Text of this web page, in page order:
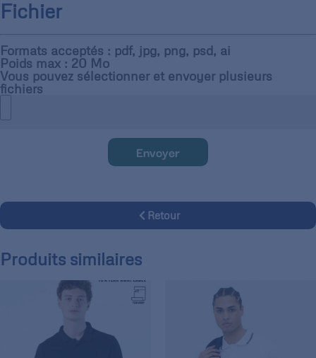
Fichier
Formats acceptés : pdf, jpg, png, psd, ai
Poids max : 20 Mo
Vous pouvez sélectionner et envoyer plusieurs
fichiers
Envoyer
Retour
Produits similaires